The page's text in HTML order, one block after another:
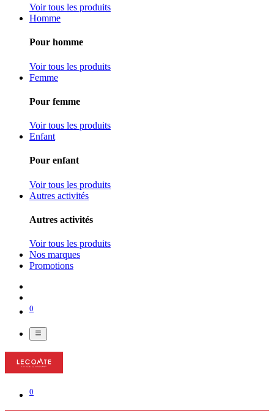
Voir tous les produits
Homme
Pour homme
Voir tous les produits
Femme
Pour femme
Voir tous les produits
Enfant
Pour enfant
Voir tous les produits
Autres activités
Autres activités
Voir tous les produits
Nos marques
Promotions
0
0